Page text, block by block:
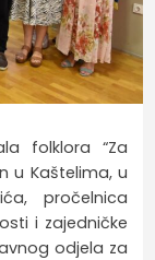
folklora “Za
u Kaštelima, u
pročelnica
i zajedničke
odjela za